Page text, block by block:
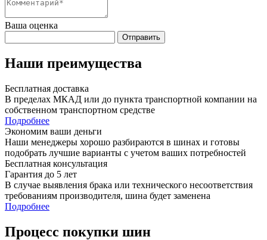
Ваша оценка
Отправить
Наши преимущества
Бесплатная доставка
В пределах МКАД или до пункта транспортной компании на
собственном транспортном средстве
Подробнее
Экономим ваши деньги
Наши менеджеры хорошо разбираются в шинах и готовы
подобрать лучшие варианты с учетом ваших потребностей
Бесплатная консультация
Гарантия до 5 лет
В случае выявления брака или технического несоответствия
требованиям производителя, шина будет заменена
Подробнее
Процесс покупки шин